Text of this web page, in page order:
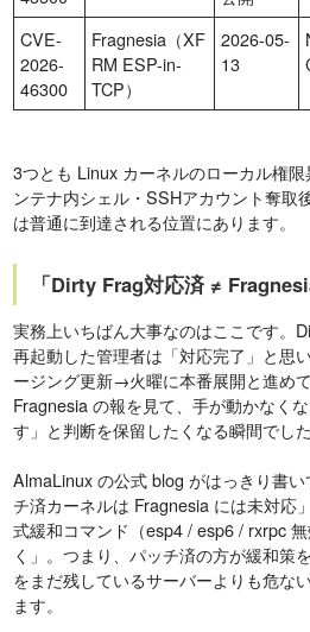
CVE-
2026-
46300
Fragnesia（XF
RM ESP-in-
TCP）
2026-05-
13
3つとも Linux カーネルのローカル権
ンテナ内シェル・SSHアカウント奪取
は普通に到達される位置にあります。
「Dirty Frag対応済 ≠
実務上いちばん大事なのはここです。
再起動した管理者は「対応完了」と思
ージング更新→火曜に本番展開と進め
Fragnesia の報を見て、手が動かなく
す」と判断を保留したくなる瞬間でした
AlmaLinux の公式 blog がはっきり書
チ済カーネルは Fragnesia には未対応
式緩和コマンド（esp4 / esp6 / rxrpc
く」。つまり、パッチ済の方が緩和策
をまだ残しているサーバーよりも危な
ます。